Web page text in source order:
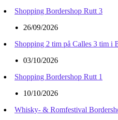
Shopping Bordershop Rutt 3
26/09/2026
Shopping 2 tim på Calles 3 tim i
03/10/2026
Shopping Bordershop Rutt 1
10/10/2026
Whisky- & Romfestival